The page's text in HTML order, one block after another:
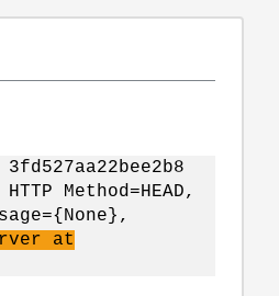
Method=HEAD,
at